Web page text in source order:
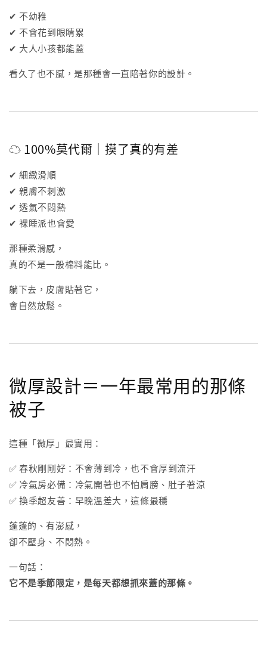
✔ 不幼稚
✔ 不會花到眼睛累
✔ 大人小孩都能蓋
看久了也不膩，是那種會一直陪著你的設計。
☁️ 100%莫代爾｜摸了真的有差
✔ 細緻滑順
✔ 親膚不刺激
✔ 透氣不悶熱
✔ 裸睡派也會愛
那種柔滑感，
真的不是一般棉料能比。
躺下去，皮膚貼著它，
會自然放鬆。
微厚設計＝一年最常用的那條
被子
這種「微厚」最實用：
✅ 春秋剛剛好：不會薄到冷，也不會厚到流汗
✅ 冷氣房必備：冷氣開著也不怕肩膀、肚子著涼
✅ 換季超友善：早晚溫差大，這條最穩
蓬蓬的、有澎感，
卻不壓身、不悶熱。
一句話：
它不是季節限定，是每天都想抓來蓋的那條。